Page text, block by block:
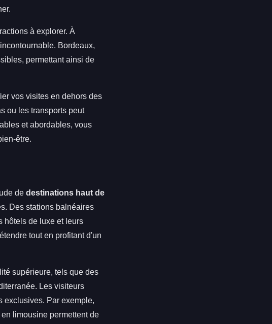
à explorer. À
Bordeaux,
permettant ainsi de
vos visites en dehors des
ou les transports peut
et abordables, vous
être.
de destinations haut de
Des stations balnéaires
hôtels de luxe et leurs
tout en profitant d'un
supérieure, tels que des
Les visiteurs
exclusives. Par exemple,
limousine permettent de